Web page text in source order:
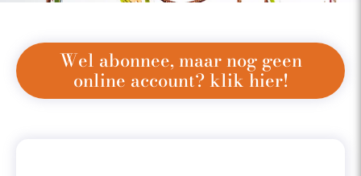
Wel abonnee, maar nog geen
online account? klik hier!